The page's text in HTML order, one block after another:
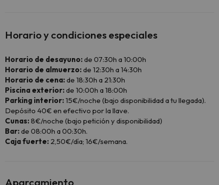
Horario y condiciones especiales
Horario de desayuno:de 07:30h a 10:00h
Horario de almuerzo:de 12:30h a 14:30h
Horario de cena:de 18:30h a 21:30h
Piscina exterior:de 10:00h a 18:00h
Parking interior:15€/noche (bajo disponibilidad a tu llegada).
Depósito 40€ en efectivo por la llave.
Cunas:8€/noche (bajo petición y disponibilidad)
Bar:de 08:00h a 00:30h.
Caja fuerte: 2,50€/día; 16€/semana.
Aparcamiento